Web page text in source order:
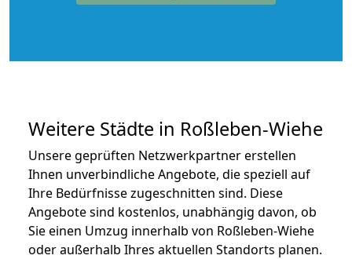
Weitere Städte in Roßleben-Wiehe
Unsere geprüften Netzwerkpartner erstellen
Ihnen unverbindliche Angebote, die speziell auf
Ihre Bedürfnisse zugeschnitten sind. Diese
Angebote sind kostenlos, unabhängig davon, ob
Sie einen Umzug innerhalb von Roßleben-Wiehe
oder außerhalb Ihres aktuellen Standorts planen.